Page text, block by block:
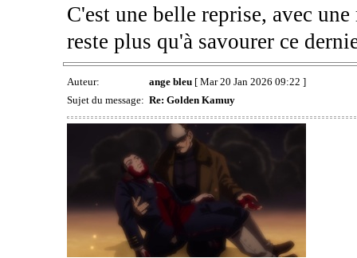
C'est une belle reprise, avec
reste plus qu'à savourer ce
Auteur: ange bleu[ Mar 20 Jan 2026 09:22 ]
Sujet du message: Re: Golden Kamuy